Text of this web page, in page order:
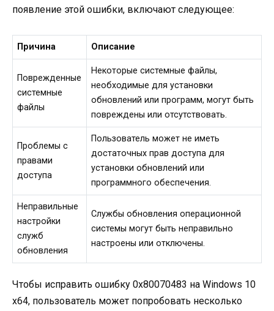
появление этой ошибки, включают следующее:
Причина Описание
Поврежденные
системные
файлы
Некоторые системные файлы,
необходимые для установки
обновлений или программ, могут быть
повреждены или отсутствовать.
Проблемы с
правами
доступа
Пользователь может не иметь
достаточных прав доступа для
установки обновлений или
программного обеспечения.
Неправильные
настройки
служб
обновления
Службы обновления операционной
системы могут быть неправильно
настроены или отключены.
Чтобы исправить ошибку 0x80070483 на Windows 10
x64, пользователь может попробовать несколько